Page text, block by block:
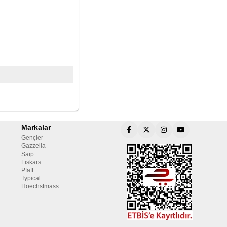
Markalar
Gençler
Gazzella
Saip
Fiskars
Pfaff
Typical
Hoechstmass